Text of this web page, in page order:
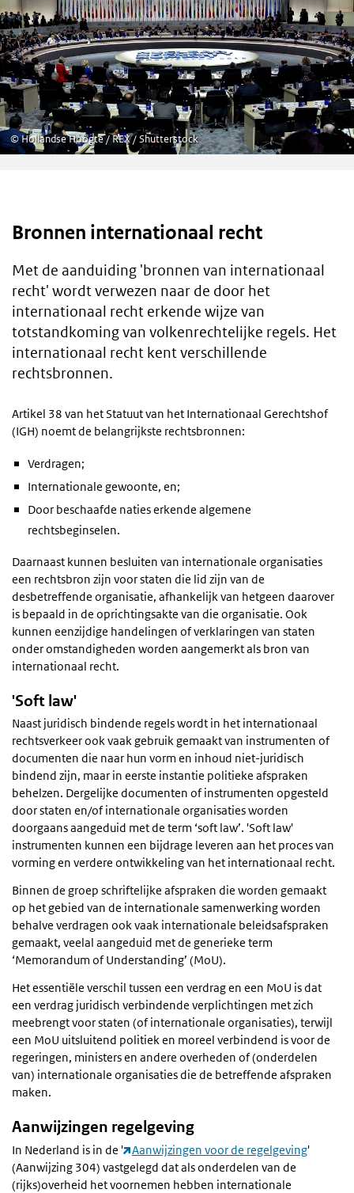
©Hollandse Hoogte / REX / Shutterstock
Bronnen internationaal recht
Met de aanduiding 'bronnen van internationaal
recht' wordt verwezen naar de door het
internationaal recht erkende wijze van
totstandkoming van volkenrechtelijke regels. Het
internationaal recht kent verschillende
rechtsbronnen.
Artikel 38 van het Statuut van het Internationaal Gerechtshof
(IGH) noemt de belangrijkste rechtsbronnen:
Verdragen;
Internationale gewoonte, en;
Door beschaafde naties erkende algemene
rechtsbeginselen.
Daarnaast kunnen besluiten van internationale organisaties
een rechtsbron zijn voor staten die lid zijn van de
desbetreffende organisatie, afhankelijk van hetgeen daarover
is bepaald in de oprichtingsakte van die organisatie. Ook
kunnen eenzijdige handelingen of verklaringen van staten
onder omstandigheden worden aangemerkt als bron van
internationaal recht.
'Soft law'
Naast juridisch bindende regels wordt in het internationaal
rechtsverkeer ook vaak gebruik gemaakt van instrumenten of
documenten die naar hun vorm en inhoud niet-juridisch
bindend zijn, maar in eerste instantie politieke afspraken
behelzen. Dergelijke documenten of instrumenten opgesteld
door staten en/of internationale organisaties worden
doorgaans aangeduid met de term ‘soft law’. 'Soft law'
instrumenten kunnen een bijdrage leveren aan het proces van
vorming en verdere ontwikkeling van het internationaal recht.
Binnen de groep schriftelijke afspraken die worden gemaakt
op het gebied van de internationale samenwerking worden
behalve verdragen ook vaak internationale beleidsafspraken
gemaakt, veelal aangeduid met de generieke term
‘Memorandum of Understanding’ (MoU).
Het essentiële verschil tussen een verdrag en een MoU is dat
een verdrag juridisch verbindende verplichtingen met zich
meebrengt voor staten (of internationale organisaties), terwijl
een MoU uitsluitend politiek en moreel verbindend is voor de
regeringen, ministers en andere overheden of (onderdelen
van) internationale organisaties die de betreffende afspraken
maken.
Aanwijzingen regelgeving
In Nederland is in de ' Aanwijzingen voor de regelgeving'
(Aanwijzing 304) vastgelegd dat als onderdelen van de
(rijks)overheid het voornemen hebben internationale